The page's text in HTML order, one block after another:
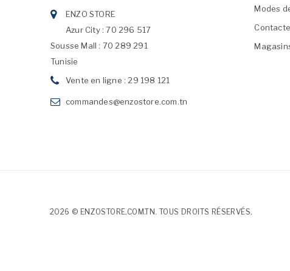
ENZO STORE
Azur City : 70 296 517
Sousse Mall : 70 289 291
Tunisie
Vente en ligne : 29 198 121
commandes@enzostore.com.tn
Modes
2026 © ENZOSTORE.COM.TN. TOUS DROITS RÉSERVÉS.